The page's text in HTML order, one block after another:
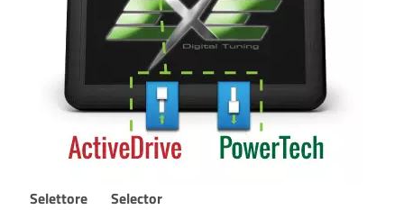
Selettore Selector